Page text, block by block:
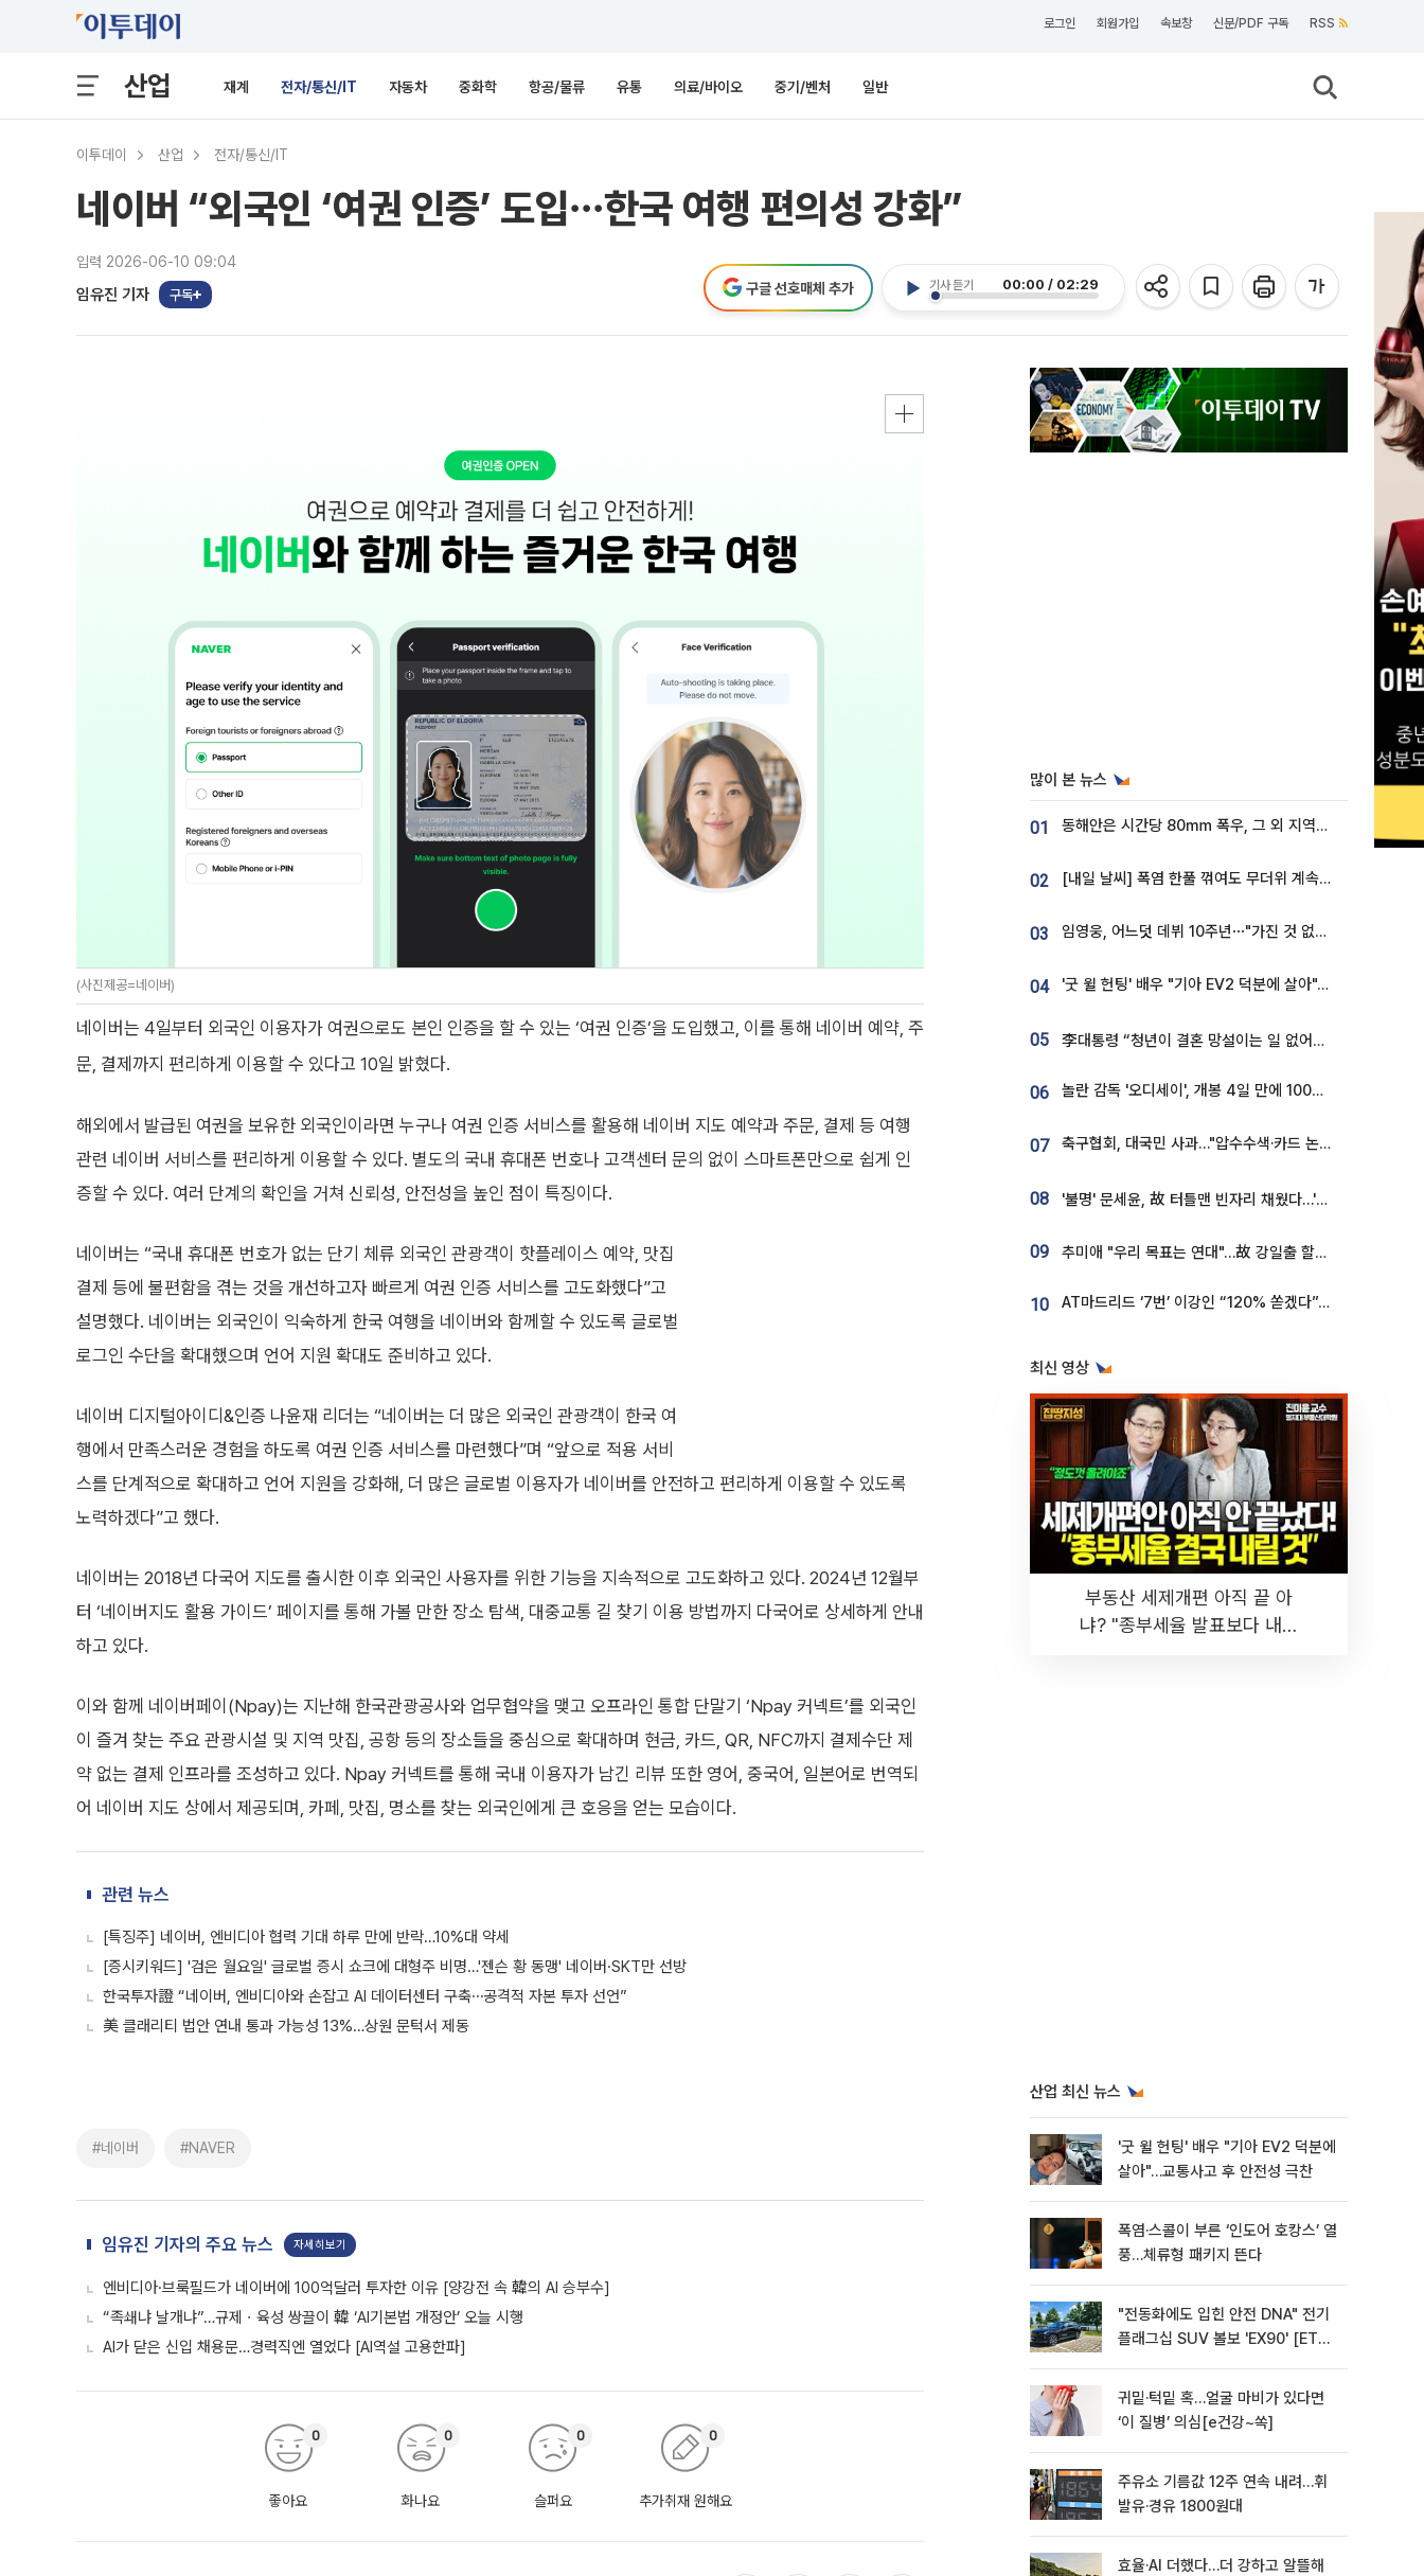
로그인 회원가입 속보창 신문/PDF 구독 RSS
산업 재계 전자/통신/IT 자동차 중화학 항공/물류 유통 의료/바이오 중기/벤처 일반
이투데이 산업 전자/통신/IT
네이버 “외국인 ‘여권 인증’ 도입⋯한국 여행 편의성 강화”
입력 2026-06-10 09:04
임유진 기자 구독
기사 듣기 00:00 / 02:29
구글 선호매체 추가
(사진제공=네이버)
네이버는 4일부터 외국인 이용자가 여권으로도 본인 인증을 할 수 있는 ‘여권 인증’을 도입했고, 이를 통해 네이버 예약, 주
문, 결제까지 편리하게 이용할 수 있다고 10일 밝혔다.
해외에서 발급된 여권을 보유한 외국인이라면 누구나 여권 인증 서비스를 활용해 네이버 지도 예약과 주문, 결제 등 여행
관련 네이버 서비스를 편리하게 이용할 수 있다. 별도의 국내 휴대폰 번호나 고객센터 문의 없이 스마트폰만으로 쉽게 인
증할 수 있다. 여러 단계의 확인을 거쳐 신뢰성, 안전성을 높인 점이 특징이다.
네이버는 “국내 휴대폰 번호가 없는 단기 체류 외국인 관광객이 핫플레이스 예약, 맛집
결제 등에 불편함을 겪는 것을 개선하고자 빠르게 여권 인증 서비스를 고도화했다”고
설명했다. 네이버는 외국인이 익숙하게 한국 여행을 네이버와 함께할 수 있도록 글로벌
로그인 수단을 확대했으며 언어 지원 확대도 준비하고 있다.
네이버 디지털아이디&인증 나윤재 리더는 “네이버는 더 많은 외국인 관광객이 한국 여
행에서 만족스러운 경험을 하도록 여권 인증 서비스를 마련했다”며 “앞으로 적용 서비
스를 단계적으로 확대하고 언어 지원을 강화해, 더 많은 글로벌 이용자가 네이버를 안전하고 편리하게 이용할 수 있도록
노력하겠다”고 했다.
네이버는 2018년 다국어 지도를 출시한 이후 외국인 사용자를 위한 기능을 지속적으로 고도화하고 있다. 2024년 12월부
터 ‘네이버지도 활용 가이드’ 페이지를 통해 가볼 만한 장소 탐색, 대중교통 길 찾기 이용 방법까지 다국어로 상세하게 안내
하고 있다.
이와 함께 네이버페이(Npay)는 지난해 한국관광공사와 업무협약을 맺고 오프라인 통합 단말기 ‘Npay 커넥트’를 외국인
이 즐겨 찾는 주요 관광시설 및 지역 맛집, 공항 등의 장소들을 중심으로 확대하며 현금, 카드, QR, NFC까지 결제수단 제
약 없는 결제 인프라를 조성하고 있다. Npay 커넥트를 통해 국내 이용자가 남긴 리뷰 또한 영어, 중국어, 일본어로 번역되
어 네이버 지도 상에서 제공되며, 카페, 맛집, 명소를 찾는 외국인에게 큰 호응을 얻는 모습이다.
관련 뉴스
[특징주] 네이버, 엔비디아 협력 기대 하루 만에 반락…10%대 약세
[증시키워드] '검은 월요일' 글로벌 증시 쇼크에 대형주 비명…'젠슨 황 동맹' 네이버·SKT만 선방
한국투자證 “네이버, 엔비디아와 손잡고 AI 데이터센터 구축⋯공격적 자본 투자 선언”
美 클래리티 법안 연내 통과 가능성 13%…상원 문턱서 제동
#네이버 #NAVER
임유진 기자의 주요 뉴스 자세히보기
엔비디아·브룩필드가 네이버에 100억달러 투자한 이유 [양강전 속 韓의 AI 승부수]
“족쇄냐 날개냐”…규제ㆍ육성 쌍끌이 韓 ‘AI기본법 개정안’ 오늘 시행
AI가 닫은 신입 채용문…경력직엔 열었다 [AI역설 고용한파]
좋아요
0
화나요
0
슬퍼요
0
추가취재 원해요
0
많이 본 뉴스
01 동해안은 시간당 80㎜ 폭우, 그 외 지역은 폭염…‘극과 극 날씨’
02 [내일 날씨] 폭염 한풀 꺾여도 무더위 계속⋯동해안 이틀 연속 비
03 임영웅, 어느덧 데뷔 10주년⋯"가진 것 없던 시절, 내 앞엔 20명의 팬뿐"
04 '굿 윌 헌팅' 배우 "기아 EV2 덕분에 살아"…교통사고 후 안전성 극찬
05 李대통령 “청년이 결혼 망설이는 일 없어야...제도상 불이익 조사”
06 놀란 감독 '오디세이', 개봉 4일 만에 100만 돌파⋯'왕사남' 보다 빠르다
07 축구협회, 대국민 사과…"압수수색·카드 논란 사죄, 강도 높은 쇄신"
08 '불명' 문세윤, 故 터틀맨 빈자리 채웠다…'거북이' 눈물의 최종 우승
09 추미애 "우리 목표는 연대"…故 강일출 할머니 흉상 제막
10 AT마드리드 ‘7번’ 이강인 “120% 쏟겠다”⋯시메오네 감독 “필요한 선수”
최신 영상
부동산 세제개편 아직 끝 아
냐? "종부세율 발표보다 내릴
산업 최신 뉴스
'굿 윌 헌팅' 배우 "기아 EV2 덕분에
살아"…교통사고 후 안전성 극찬
폭염·스콜이 부른 ‘인도어 호캉스’ 열
풍…체류형 패키지 뜬다
"전동화에도 입힌 안전 DNA" 전기
플래그십 SUV 볼보 'EX90' [ET의
귀밑·턱밑 혹…얼굴 마비가 있다면
‘이 질병’ 의심[e건강~쏙]
주유소 기름값 12주 연속 내려…휘
발유·경유 1800원대
효율·AI 더했다…더 강하고 알뜰해